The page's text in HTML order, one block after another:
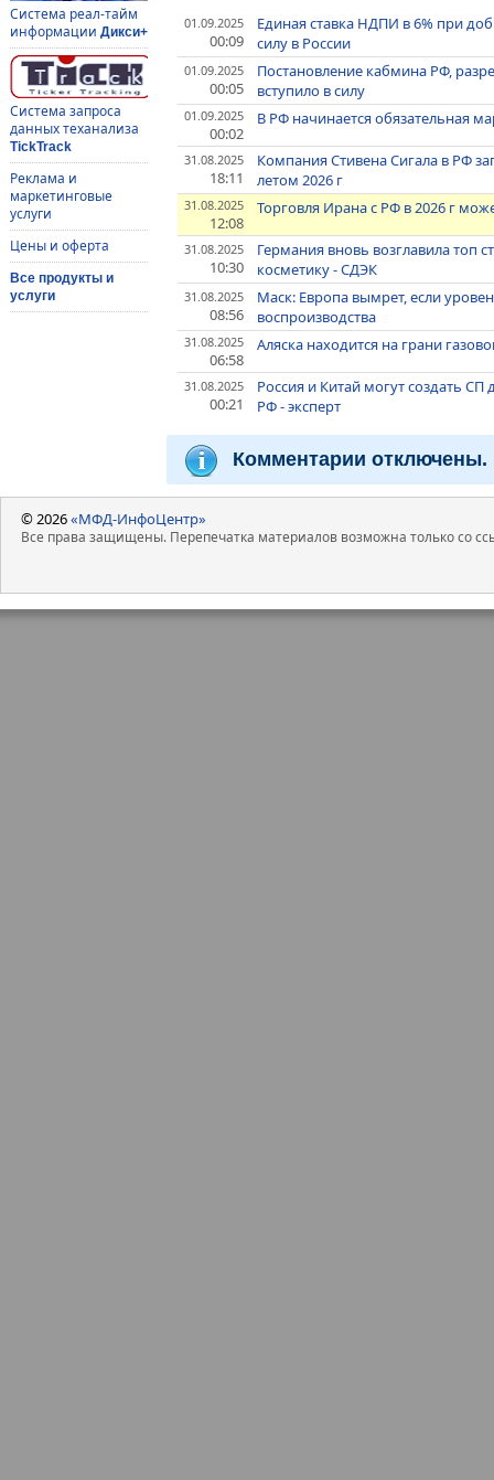
Система реал-тайм
информации Дикси+
Система запроса
данных теханализа
TickTrack
Реклама и
маркетинговые
услуги
Цены и оферта
Все продукты и
услуги
01.09.2025
00:09
Единая ставка НДПИ в 6% при
силу в России
01.09.2025
00:05
Постановление кабмина РФ,
вступило в силу
01.09.2025
00:02
В РФ начинается обязательная
31.08.2025
18:11
Компания Стивена Сигала в РФ
летом 2026 г
31.08.2025
12:08
Торговля Ирана с РФ в 2026 г
31.08.2025
10:30
Германия вновь возглавила топ
косметику - СДЭК
31.08.2025
08:56
Маск: Европа вымрет, если
воспроизводства
31.08.2025
06:58
Аляска находится на грани
31.08.2025
00:21
Россия и Китай могут создать
РФ - эксперт
Комментарии отключены.
© 2026«МФД-ИнфоЦентр»
Все права защищены. Перепечатка материалов возможна только со